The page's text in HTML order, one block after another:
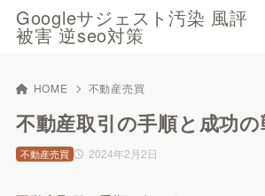
Googleサジェスト汚染 風評
被害 逆seo対策
HOME 不動産売買
不動産取引の手順と成功
2024年2月2日
不動産売買